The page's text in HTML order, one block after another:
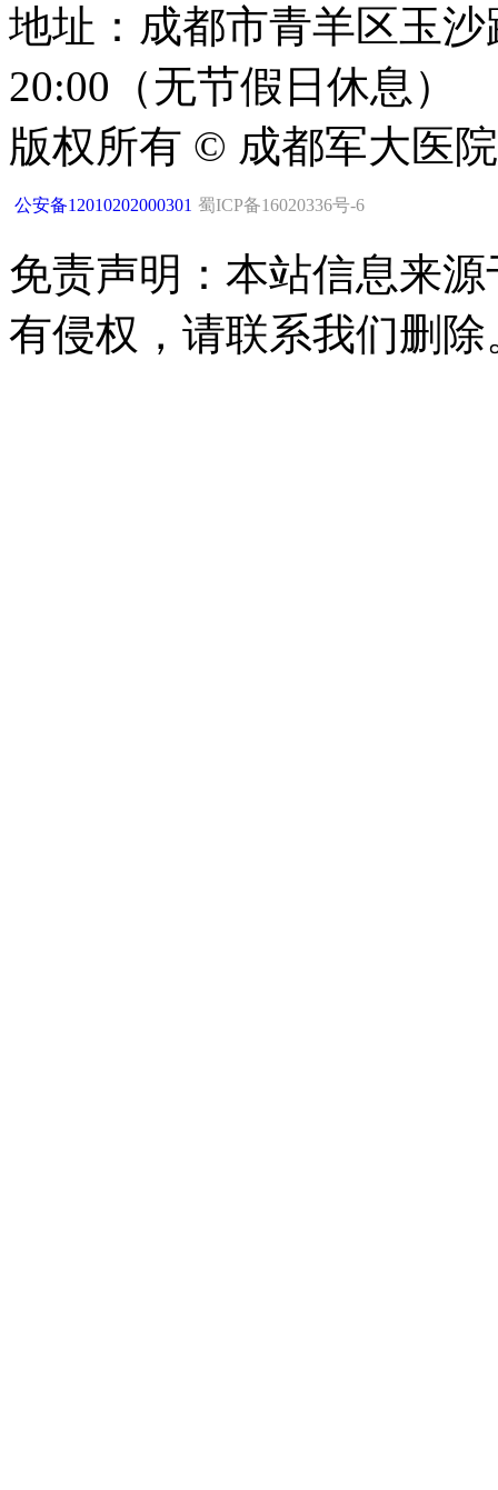
地址：成都市青羊区玉
20:00（无节假日休息）
版权所有 © 成都军大医
公安备12010202000301 蜀ICP备16020336号-6
免责声明：本站信息来
有侵权，请联系我们删除